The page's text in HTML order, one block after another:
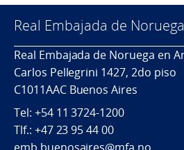
Real Embajada de
Real Embajada de Noruega en
Carlos Pellegrini 1427, 2do piso
C1011AAC Buenos Aires
Tel: +54 11 3724-1200
Tlf.: +47 23 95 44 00